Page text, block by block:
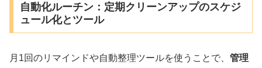
自動化ルーチン：定期クリーンアップのスケジ
ュール化とツール
月1回のリマインドや自動整理ツールを使うことで、 管理